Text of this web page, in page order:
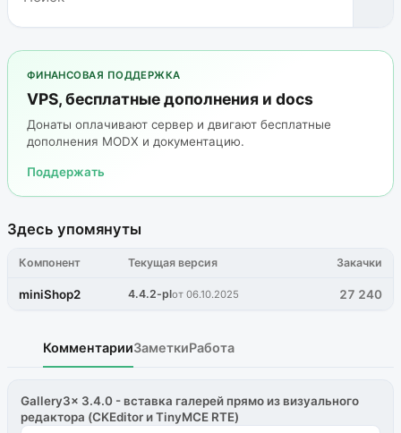
ФИНАНСОВАЯ ПОДДЕРЖКА
VPS, бесплатные дополнения и docs
Донаты оплачивают сервер и двигают бесплатные
дополнения MODX и документацию.
Поддержать
Здесь упомянуты
Компонент Текущая версия Закачки
miniShop2 4.4.2-plот 06.10.2025 27 240
КомментарииЗаметкиРабота
Gallery3x 3.4.0 - вставка галерей прямо из визуального
редактора (CKEditor и TinyMCE RTE)